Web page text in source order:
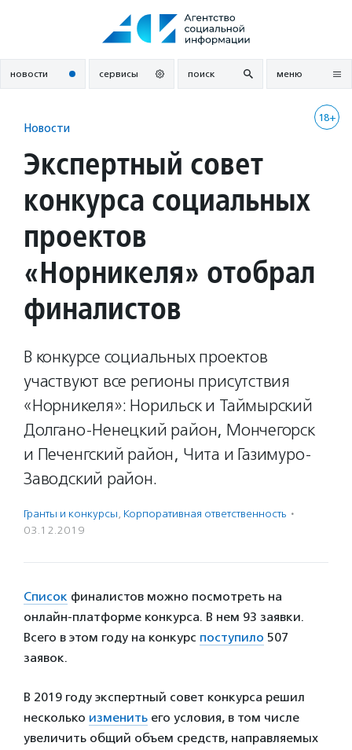
новости сервисы поиск меню
18+
Новости
Экспертный совет
конкурса социальных
проектов
«Норникеля» отобрал
финалистов
В конкурсе социальных проектов
участвуют все регионы присутствия
«Норникеля»: Норильск и Таймырский
Долгано-Ненецкий район, Мончегорск
и Печенгский район, Чита и Газимуро-
Заводский район.
Гранты и конкурсы, Корпоративная ответственность ·
03.12.2019
Список финалистов можно посмотреть на
онлайн-платформе конкурса. В нем 93 заявки.
Всего в этом году на конкурс поступило 507
заявок.
В 2019 году экспертный совет конкурса решил
несколько изменить его условия, в том числе
увеличить общий объем средств, направляемых